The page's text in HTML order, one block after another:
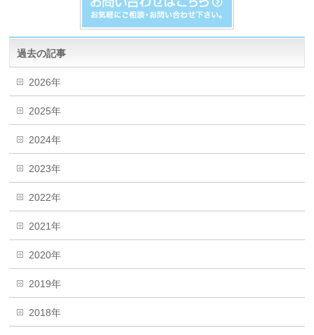
過去の記事
2026年
2025年
2024年
2023年
2022年
2021年
2020年
2019年
2018年